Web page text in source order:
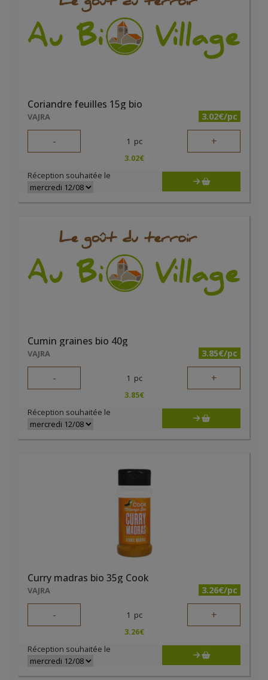
Coriandre feuilles 15g bio
VAJRA 3.02€/pc
- 1 pc +
3.02€
Réception souhaitée le
Cumin graines bio 40g
VAJRA 3.85€/pc
- 1 pc +
3.85€
Réception souhaitée le
Curry madras bio 35g Cook
VAJRA 3.26€/pc
- 1 pc +
3.26€
Réception souhaitée le